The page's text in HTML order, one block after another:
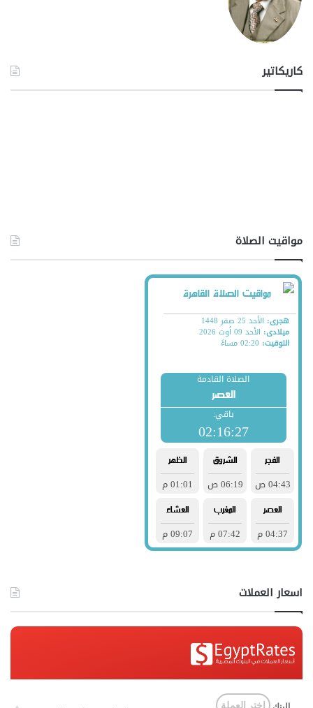
كاريكاتير
مواقيت الصلاة
اسعار العملات